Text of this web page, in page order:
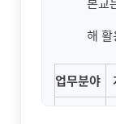
운영
의한
니다
- 회원 탈
- 계약, 대
법률에 따
해
업무분야